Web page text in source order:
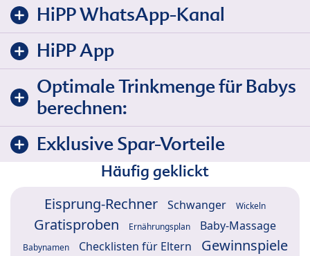
HiPP WhatsApp-Kanal
HiPP App
Optimale Trinkmenge für Babys
berechnen:
Exklusive Spar-Vorteile
Häufig geklickt
Eisprung-Rechner Schwanger Wickeln
Gratisproben Ernährungsplan Baby-Massage
Babynamen Checklisten für Eltern
Gewinnspiele